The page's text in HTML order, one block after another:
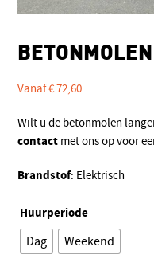
Vanaf€72,60
Wilt u de betonmolen
contact met ons op voor
Brandstof: Elektrisch
Huurperiode
Dag
Weekend